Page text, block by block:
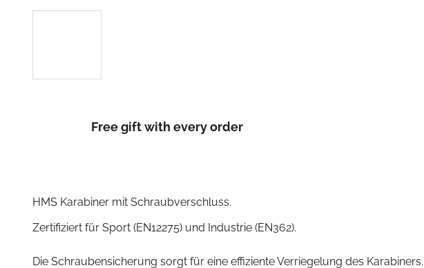
Free gift with every order
HMS Karabiner mit Schraubverschluss.
Zertifiziert für Sport (EN12275) und Industrie (EN362).
Die Schraubensicherung sorgt für eine effiziente Verriegelung des Karabiners.